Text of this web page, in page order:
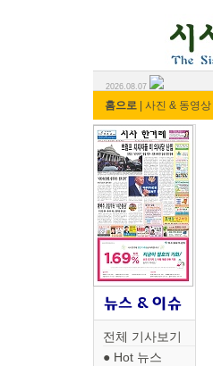
2026.08.07
홈으로 사진 & 동영상
전체 기사보기
● Hot 뉴스